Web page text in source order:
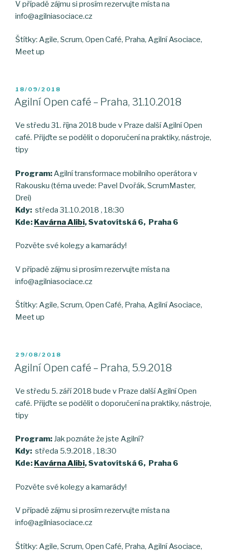
V případě zájmu si prosím rezervujte místa na
info@agilniasociace.cz
Štítky: Agile, Scrum, Open Café, Praha, Agilní Asociace,
Meet up
POSTED
ON
18/09/2018
Agilní Open café – Praha, 31.10.2018
Ve středu 31. října 2018 bude v Praze další Agilní Open
café. Přijďte se podělit o doporučení na praktiky, nástroje,
tipy
Program:Agilní transformace mobilního operátora v
Rakousku (téma uvede: Pavel Dvořák, ScrumMaster,
Drei)
Kdy: středa 31.10.2018 , 18:30
Kde: Kavárna Alibi, Svatovítská 6, Praha 6
Pozvěte své kolegy a kamarády!
V případě zájmu si prosím rezervujte místa na
info@agilniasociace.cz
Štítky: Agile, Scrum, Open Café, Praha, Agilní Asociace,
Meet up
POSTED
ON
29/08/2018
Agilní Open café – Praha, 5.9.2018
Ve středu 5. září 2018 bude v Praze další Agilní Open
café. Přijďte se podělit o doporučení na praktiky, nástroje,
tipy
Program: Jak poznáte že jste Agilní?
Kdy: středa 5.9.2018 , 18:30
Kde: Kavárna Alibi, Svatovítská 6, Praha 6
Pozvěte své kolegy a kamarády!
V případě zájmu si prosím rezervujte místa na
info@agilniasociace.cz
Štítky: Agile, Scrum, Open Café, Praha, Agilní Asociace,